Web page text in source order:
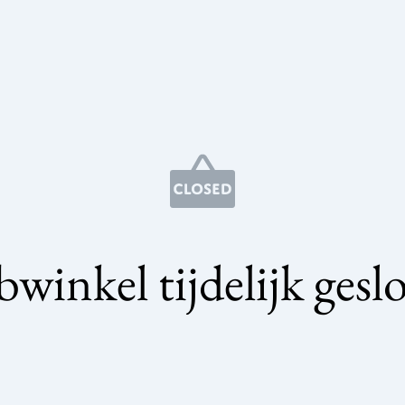
tijdelijk